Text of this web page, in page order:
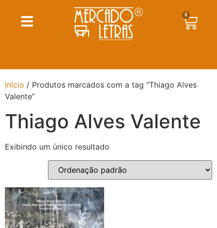
0
Início / Produtos marcados com a tag “Thiago Alves
Valente”
Thiago Alves Valente
Exibindo um único resultado